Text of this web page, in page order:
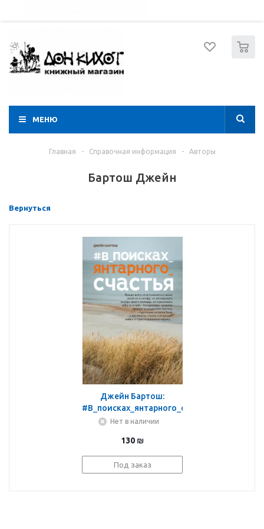
МЕНЮ
Главная - Справочная информация - Авторы
Бартош Джейн
Вернуться
Джейн Бартош:
#В_поисках_янтарного_счастья
Нет в наличии
130 ₪
Под заказ